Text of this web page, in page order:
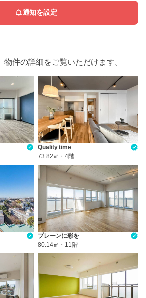
通知を設定
物件の詳細をご覧いただけます。
Quality time
73.82㎡ ・ 4階
プレーンに彩を
80.14㎡ ・ 11階